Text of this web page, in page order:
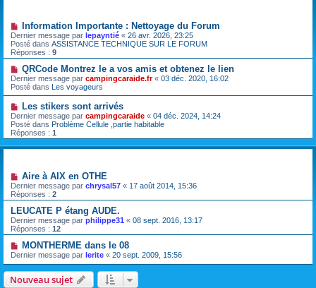
Information Importante : Nettoyage du Forum
Dernier message par lepayntié « 26 avr. 2026, 23:25
Posté dans ASSISTANCE TECHNIQUE SUR LE FORUM
Réponses : 9
QRCode Montrez le a vos amis et obtenez le lien
Dernier message par campingcaraide.fr« 03 déc. 2020, 16:02
Posté dans Les voyageurs
Les stikers sont arrivés
Dernier message par campingcaraide « 04 déc. 2024, 14:24
Posté dans Problème Cellule ,partie habitable
Réponses : 1
Aire à AIX en OTHE
Dernier message par chrysal57 « 17 août 2014, 15:36
Réponses : 2
LEUCATE P étang AUDE.
Dernier message par philippe31 « 08 sept. 2016, 13:17
Réponses : 12
MONTHERME dans le 08
Dernier message par lerite « 20 sept. 2009, 15:56
Nouveau sujet